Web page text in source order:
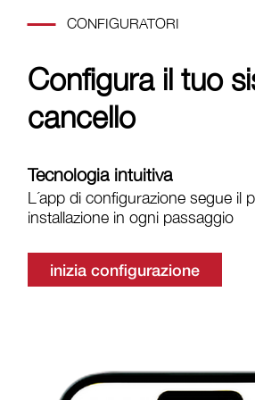
CONFIGURATORI
Configura il tuo
cancello
Tecnologia intuitiva
L´app di configurazione segue il
installazione in ogni passaggio
inizia configurazione